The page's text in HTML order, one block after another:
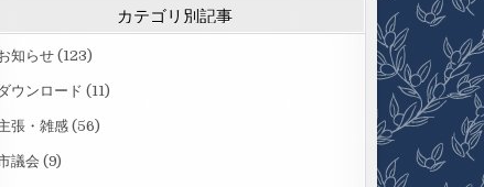
カテゴリ別記事
知らせ(123)
ウンロード (11)
張・雑感(56)
議会 (9)